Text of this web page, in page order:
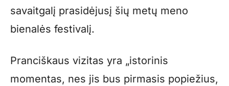
savaitgalį prasidėjusį šių metų meno
bienalės festivalį.
Pranciškaus vizitas yra „istorinis
momentas, nes jis bus pirmasis popiežius,